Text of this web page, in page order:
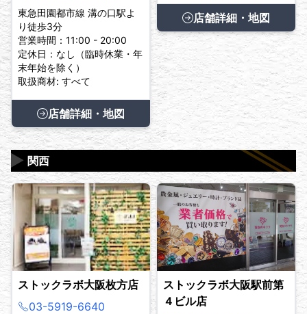
東急田園都市線 溝の口駅よ
り徒歩3分
営業時間：11:00 - 20:00
定休日：なし（臨時休業・年
末年始を除く）
取扱商材: すべて
店舗詳細・地図
店舗詳細・地図
関西
▶
ストックラボ大阪枚方店
03-5919-6640
ストックラボ大阪駅前第
４ビル店